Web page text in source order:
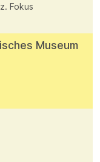
Fokus
Museum